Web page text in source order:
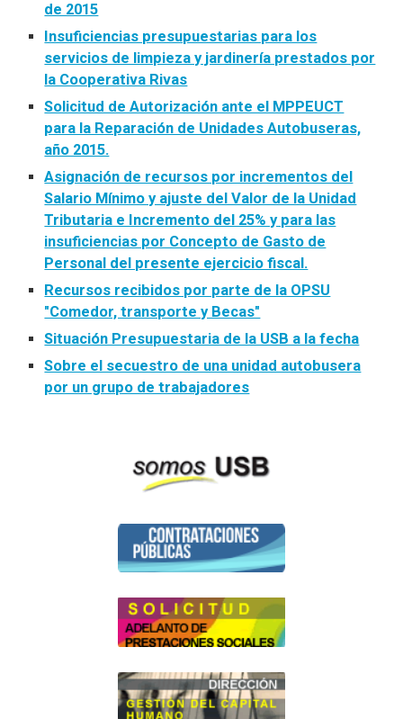
de 2015
Insuficiencias presupuestarias para los
servicios de limpieza y jardinería prestados por
la Cooperativa Rivas
Solicitud de Autorización ante el MPPEUCT
para la Reparación de Unidades Autobuseras,
año 2015.
Asignación de recursos por incrementos del
Salario Mínimo y ajuste del Valor de la Unidad
Tributaria e Incremento del 25% y para las
insuficiencias por Concepto de Gasto de
Personal del presente ejercicio fiscal.
Recursos recibidos por parte de la OPSU
"Comedor, transporte y Becas"
Situación Presupuestaria de la USB a la fecha
Sobre el secuestro de una unidad autobusera
por un grupo de trabajadores